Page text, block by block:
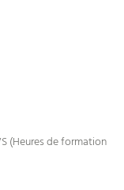
(Heures de formation